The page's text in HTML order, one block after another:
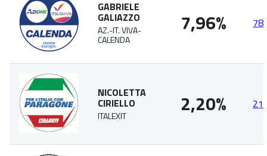
GABRIELE
GALIAZZO
AZ.-IT. VIVA-
CALENDA
7,96%
NICOLETTA
CIRIELLO
ITALEXIT 2,20%